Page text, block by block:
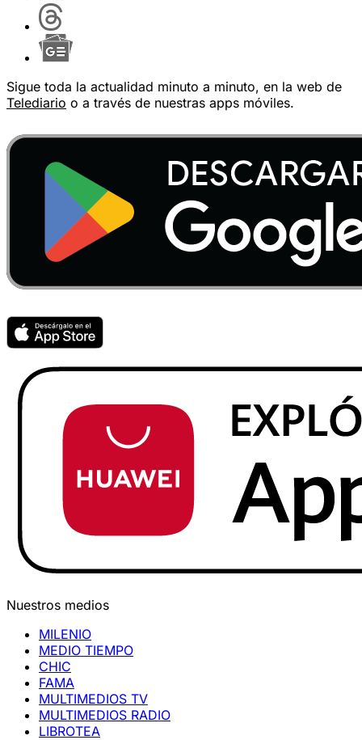
Sigue toda la actualidad minuto a minuto, en la web de
Telediario o a través de nuestras apps móviles.
Nuestros medios
MILENIO
MEDIO TIEMPO
CHIC
FAMA
MULTIMEDIOS TV
MULTIMEDIOS RADIO
LIBROTEA